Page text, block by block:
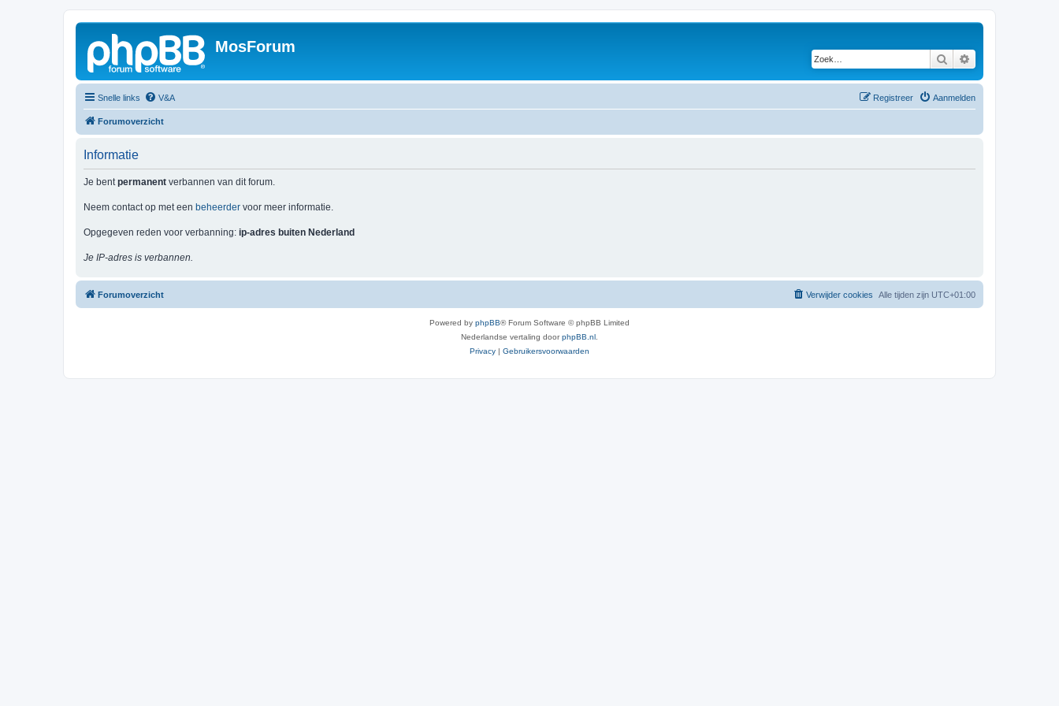
MosForum
Zoek
Snelle links V&A Aanmelden
Registreer
Forumoverzicht
Informatie
Je bentpermanent verbannen van dit forum.
Neem contact op met een beheerder voor meer informatie.
Opgegeven reden voor verbanning: ip-adres buiten Nederland
Je IP-adres is verbannen.
Forumoverzicht Alle tijden zijn UTC+01:00
Verwijder cookies
Powered by phpBB® Forum Software © phpBB Limited
Nederlandse vertaling doorphpBB.nl
Privacy | Gebruikersvoorwaarden